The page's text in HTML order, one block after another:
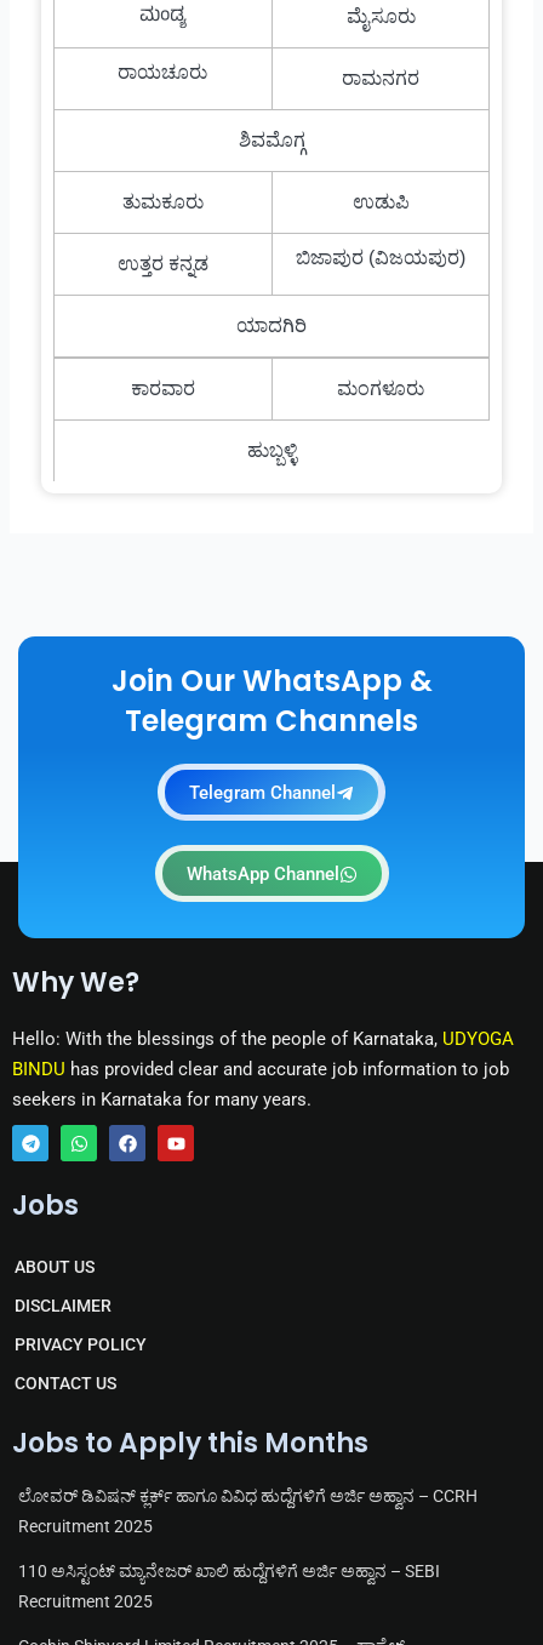
ಮಂಡ್ಯ
ಮೈಸೂರು
ರಾಯಚೂರು ರಾಮನಗರ
ಶಿವಮೊಗ್ಗ
ತುಮಕೂರು ಉಡುಪಿ
ಉತ್ತರ ಕನ್ನಡ ಬಿಜಾಪುರ (ವಿಜಯಪುರ)
ಯಾದಗಿರಿ
ಕಾರವಾರ ಮಂಗಳೂರು
ಹುಬ್ಬಳ್ಳಿ
Join Our WhatsApp &
Telegram Channels
Telegram Channel
WhatsApp Channel
Why We?
Hello: With the blessings of the people of Karnataka, UDYOGA
BINDU has provided clear and accurate job information to job
seekers in Karnataka for many years.
T
l
r
a
m
W
a
a
p
p
F Y
Jobs
ABOUT US
DISCLAIMER
PRIVACY POLICY
CONTACT US
Jobs to Apply this Months
ಲೋವರ್ ಡಿವಿಷನ್ ಕ್ಲರ್ಕ್ ಹಾಗೂ ವಿವಿಧ ಹುದ್ದೆಗಳಿಗೆ ಅರ್ಜಿ ಅಹ್ವಾನ – CCRH
Recruitment 2025
110 ಅಸಿಸ್ಟಂಟ್ ಮ್ಯಾನೇಜರ್ ಖಾಲಿ ಹುದ್ದೆಗಳಿಗೆ ಅರ್ಜಿ ಅಹ್ವಾನ – SEBI
Recruitment 2025